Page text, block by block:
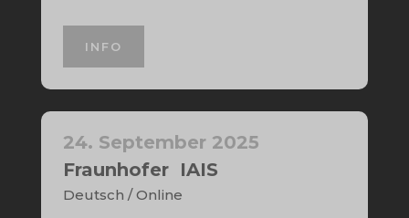
INFO
24. September 2025
Fraunhofer IAIS
Deutsch / Online